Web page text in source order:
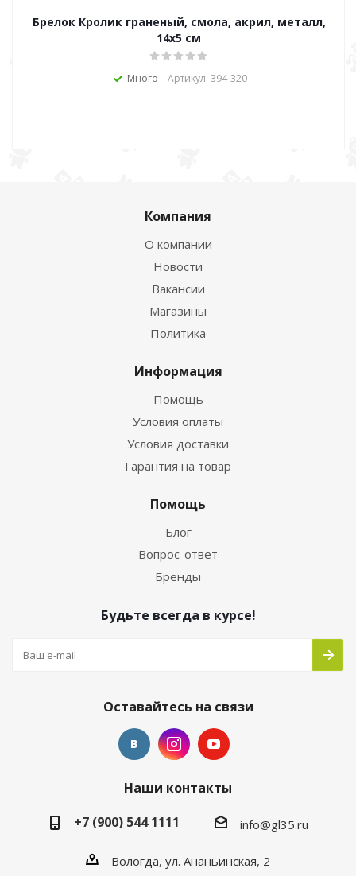
Брелок Кролик граненый, смола, акрил, металл,
14x5 см
Много Артикул: 394-320
Компания
О компании
Новости
Вакансии
Магазины
Политика
Информация
Помощь
Условия оплаты
Условия доставки
Гарантия на товар
Помощь
Блог
Вопрос-ответ
Бренды
Будьте всегда в курсе!
Оставайтесь на связи
Наши контакты
+7 (900) 544 1111
info@gl35.ru
Вологда, ул. Ананьинская, 2